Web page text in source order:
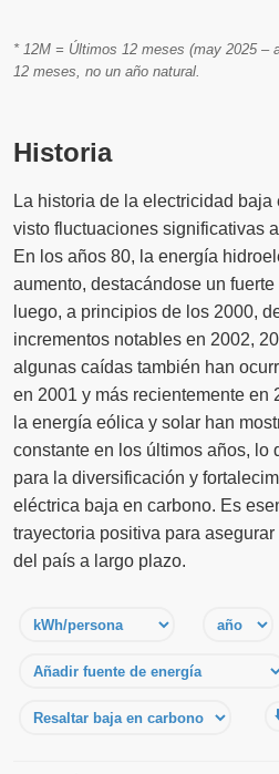
* 12M = Últimos 12 meses (may 2025
12 meses, no un año natural.
Historia
La historia de la electricidad
visto fluctuaciones significativas
En los años 80, la energía
aumento, destacándose un
luego, a principios de los 2000,
incrementos notables en 2002,
algunas caídas también han
en 2001 y más recientemente en
la energía eólica y solar han
constante en los últimos años, lo
para la diversificación y
eléctrica baja en carbono. Es
trayectoria positiva para
del país a largo plazo.